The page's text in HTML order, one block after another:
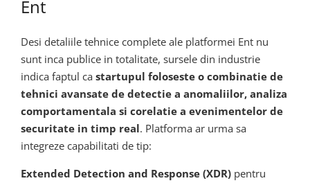
Ent
Desi detaliile tehnice complete ale platformei Ent nu
sunt inca publice in totalitate, sursele din industrie
indica faptul ca startupul foloseste o combinatie de
tehnici avansate de detectie a anomaliilor, analiza
comportamentala si corelatie a evenimentelor de
securitate in timp real. Platforma ar urma sa
integreze capabilitati de tip:
Extended Detection and Response (XDR) pentru